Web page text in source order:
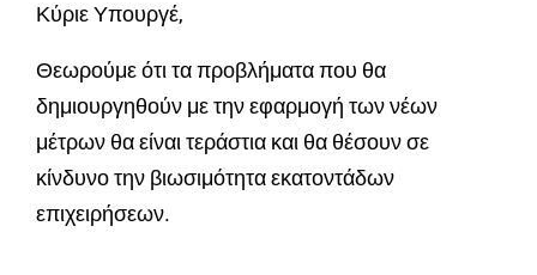
Κύριε Υπουργέ,
Θεωρούμε ότι τα προβλήματα που θα
δημιουργηθούν με την εφαρμογή των νέων
μέτρων θα είναι τεράστια και θα θέσουν σε
κίνδυνο την βιωσιμότητα εκατοντάδων
επιχειρήσεων.